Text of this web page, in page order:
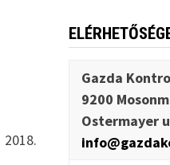
Gazda
9200
Ostermayer